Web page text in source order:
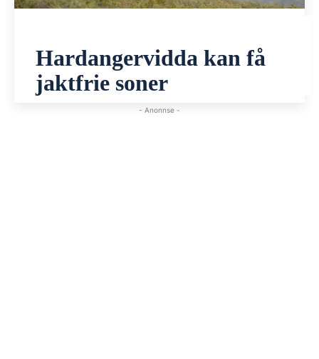
Hardangervidda kan få
jaktfrie soner
- Anonnse -